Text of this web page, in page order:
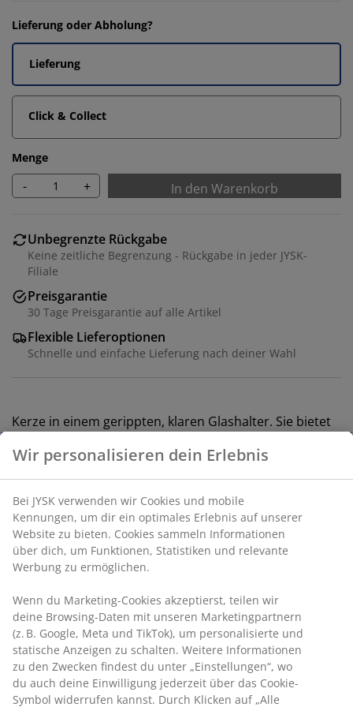
Lieferung oder Abholung?
Lieferung
Click & Collect
Menge
- + In den Warenkorb
Unbegrenzte Rückgabe
Keine zeitliche Begrenzung - Rückgabe in jeder JYSK-
Filiale
Preisgarantie
30 Tage Preisgarantie auf alle Artikel
Flexible Lieferoptionen
Schnelle und einfache Lieferung nach deiner Wahl
Kerze in einem gerippten, klaren Glashalter. Sie bietet
eine warme Atmosphäre. Die Kerze ist in
Artikelnummer: 4912959
Kennzeichnung
Produkteigenschaften
Bewertungen
Wir personalisieren dein Erlebnis
Bei JYSK verwenden wir Cookies und mobile Kennungen, um dir